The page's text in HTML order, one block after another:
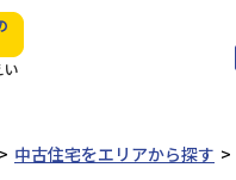
中古住宅をエリアから探す